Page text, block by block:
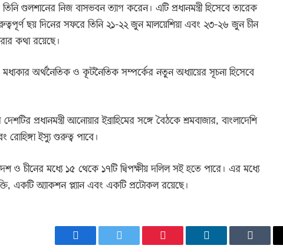
নিজ বাসভবন ত্যাগ করেন। এটি প্রধানমন্ত্রী হিসেবে তারেক
ছয় দিনের সফরে তিনি ২১-২২ জুন মালয়েশিয়া এবং ২৩-২৬ জুন চীন
কথা রয়েছে।
অর্থনৈতিক ও কূটনৈতিক সম্পর্কের নতুন অধ্যায়ের সূচনা হিসেবে
প্রধানমন্ত্রী আনোয়ার ইব্রাহিমের সঙ্গে বৈঠকে শ্রমবাজার, বাংলাদেশি
রোহিঙ্গা ইস্যু গুরুত্ব পাবে।
ও চীনের মধ্যে ১৫ থেকে ১৭টি দ্বিপক্ষীয় দলিল সই হতে পারে। এর মধ্যে
একটি অ্যাকশন প্ল্যান এবং একটি প্রটোকল রয়েছে।
FacebookTwitter PinterestLinkedIn Tumblr